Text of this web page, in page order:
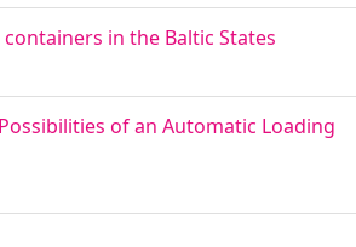
in the Baltic States
of an Automatic Loading